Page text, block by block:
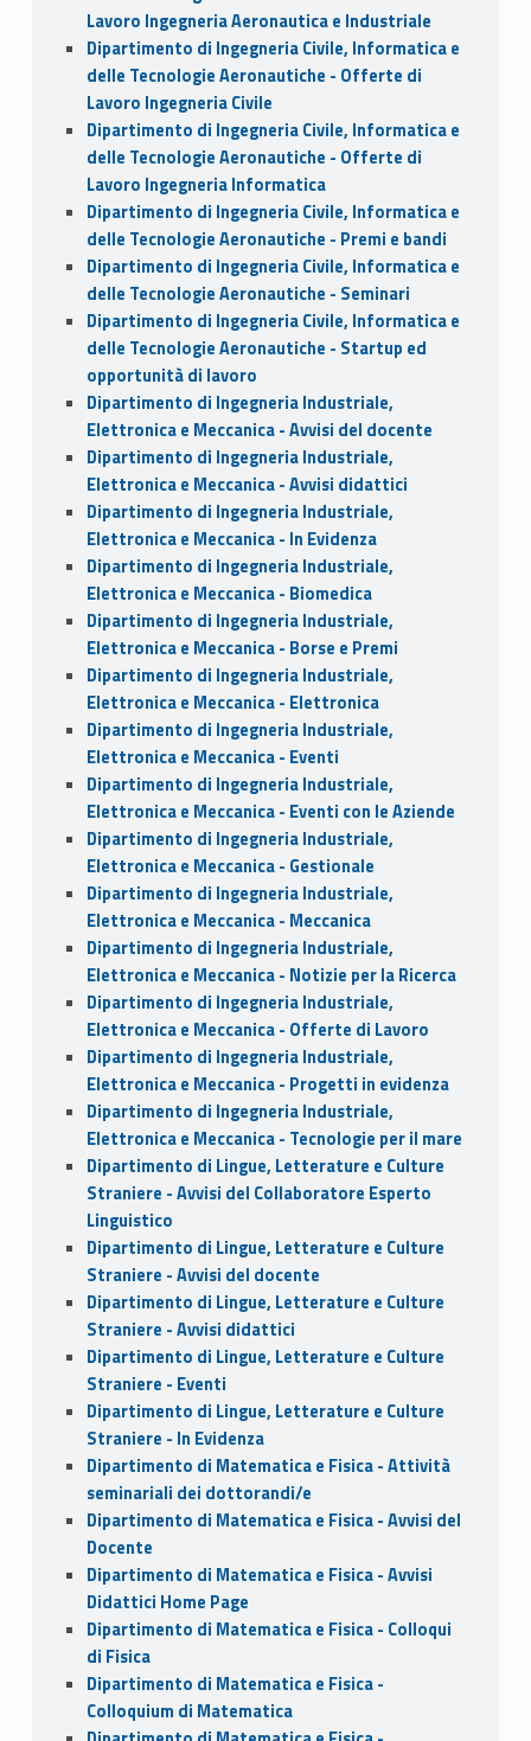
Lavoro Ingegneria Aeronautica e Industriale
Dipartimento di Ingegneria Civile, Informatica e
delle Tecnologie Aeronautiche - Offerte di
Lavoro Ingegneria Civile
Dipartimento di Ingegneria Civile, Informatica e
delle Tecnologie Aeronautiche - Offerte di
Lavoro Ingegneria Informatica
Dipartimento di Ingegneria Civile, Informatica e
delle Tecnologie Aeronautiche - Premi e bandi
Dipartimento di Ingegneria Civile, Informatica e
delle Tecnologie Aeronautiche - Seminari
Dipartimento di Ingegneria Civile, Informatica e
delle Tecnologie Aeronautiche - Startup ed
opportunità di lavoro
Dipartimento di Ingegneria Industriale,
Elettronica e Meccanica - Avvisi del docente
Dipartimento di Ingegneria Industriale,
Elettronica e Meccanica - Avvisi didattici
Dipartimento di Ingegneria Industriale,
Elettronica e Meccanica - In Evidenza
Dipartimento di Ingegneria Industriale,
Elettronica e Meccanica - Biomedica
Dipartimento di Ingegneria Industriale,
Elettronica e Meccanica - Borse e Premi
Dipartimento di Ingegneria Industriale,
Elettronica e Meccanica - Elettronica
Dipartimento di Ingegneria Industriale,
Elettronica e Meccanica - Eventi
Dipartimento di Ingegneria Industriale,
Elettronica e Meccanica - Eventi con le Aziende
Dipartimento di Ingegneria Industriale,
Elettronica e Meccanica - Gestionale
Dipartimento di Ingegneria Industriale,
Elettronica e Meccanica - Meccanica
Dipartimento di Ingegneria Industriale,
Elettronica e Meccanica - Notizie per la Ricerca
Dipartimento di Ingegneria Industriale,
Elettronica e Meccanica - Offerte di Lavoro
Dipartimento di Ingegneria Industriale,
Elettronica e Meccanica - Progetti in evidenza
Dipartimento di Ingegneria Industriale,
Elettronica e Meccanica - Tecnologie per il mare
Dipartimento di Lingue, Letterature e Culture
Straniere - Avvisi del Collaboratore Esperto
Linguistico
Dipartimento di Lingue, Letterature e Culture
Straniere - Avvisi del docente
Dipartimento di Lingue, Letterature e Culture
Straniere - Avvisi didattici
Dipartimento di Lingue, Letterature e Culture
Straniere - Eventi
Dipartimento di Lingue, Letterature e Culture
Straniere - In Evidenza
Dipartimento di Matematica e Fisica - Attività
seminariali dei dottorandi/e
Dipartimento di Matematica e Fisica - Avvisi del
Docente
Dipartimento di Matematica e Fisica - Avvisi
Didattici Home Page
Dipartimento di Matematica e Fisica - Colloqui
di Fisica
Dipartimento di Matematica e Fisica -
Colloquium di Matematica